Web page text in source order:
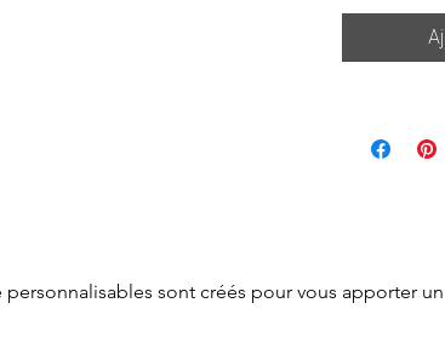
sont créés pour vous apporter